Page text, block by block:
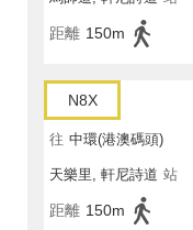
距離 150m
N8X
往 中環(港澳碼頭)
天樂里, 軒尼詩道 站
距離 150m